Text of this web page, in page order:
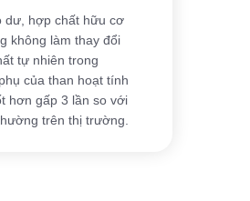
dư, hợp chất hữu cơ
không làm thay đổi
tự nhiên trong
của than hoạt tính
hơn gấp 3 lần so với
trên thị trường.